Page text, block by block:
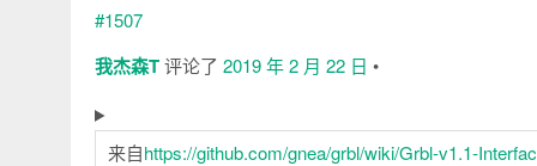
我杰森T评论了 2019 年 2 月 22 日 •
来自https://github.com/gnea/grbl/wiki/Grbl-v1.1-